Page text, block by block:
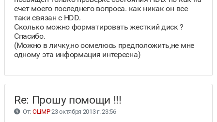
счет моего последнего вопроса. как никак он все
таки связан с HDD.
Сколько можно форматировать жесткий диск ?
Спасибо.
(Можно в личку,но осмелюсь предположить,не мне
одному эта информация интересна)
Re: Прошу помощи !!!
От: OLiMP23 октября 2013 г. 23:56